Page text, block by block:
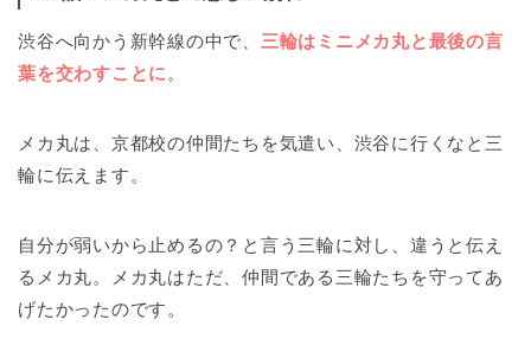
渋谷へ向かう新幹線の中で、 三輪はミニメカ丸と最後の言
葉を交わすことに 。
メカ丸は、京都校の仲間たちを気遣い、渋谷に行くなと三
輪に伝えます。
自分が弱いから止めるの？と言う三輪に対し、違うと伝え
るメカ丸。メカ丸はただ、仲間である三輪たちを守ってあ
げたかったのです。